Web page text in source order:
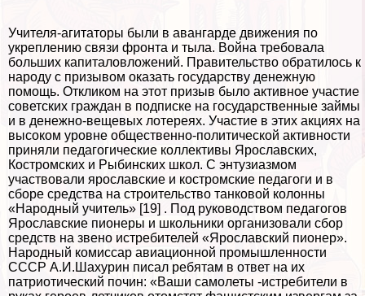
Учителя-агитаторы были в авангарде движения по
укреплению связи фронта и тыла. Война требовала
больших капиталовложений. Правительство обратилось к
народу с призывом оказать государству денежную
помощь. Откликом на этот призыв было активное участие
советских граждан в подписке на государственные займы
и в денежно-вещевых лотереях. Участие в этих акциях на
высоком уровне общественно-политической активности
приняли педагогические коллективы Ярославских,
Костромских и Рыбинских школ. С энтузиазмом
участвовали ярославские и костромские педагоги и в
сборе средства на строительство танковой колонны
«Народный учитель» [19] . Под руководством педагогов
Ярославские пионеры и школьники организовали сбор
средств на звено истребителей «Ярославский пионер».
Народный комиссар авиационной промышленности
СССР А.И.Шахурин писал ребятам в ответ на их
патриотический почин: «Ваши самолеты -истребители в